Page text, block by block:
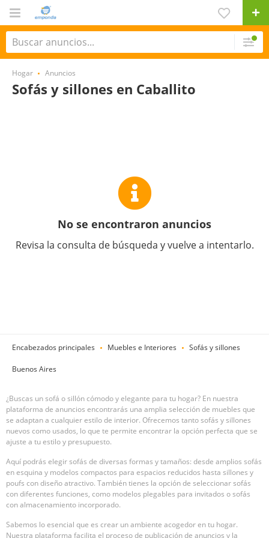
Hogar Anuncios
Sofás y sillones en Caballito
No se encontraron anuncios
Revisa la consulta de búsqueda y vuelve a intentarlo.
Encabezados principales Muebles e Interiores Sofás y sillones
Buenos Aires
¿Buscas un sofá o sillón cómodo y elegante para tu hogar? En nuestra
plataforma de anuncios encontrarás una amplia selección de muebles que
se adaptan a cualquier estilo de interior. Ofrecemos tanto sofás y sillones
nuevos como usados, lo que te permite encontrar la opción perfecta que se
ajuste a tu estilo y presupuesto.
Aquí podrás elegir sofás de diversas formas y tamaños: desde amplios sofás
en esquina y modelos compactos para espacios reducidos hasta sillones y
poufs con diseño atractivo. También tienes la opción de seleccionar sofás
con diferentes funciones, como modelos plegables para invitados o sofás
con almacenamiento incorporado.
Sabemos lo esencial que es crear un ambiente acogedor en tu hogar.
Nuestra plataforma facilita el proceso de publicación de anuncios y la